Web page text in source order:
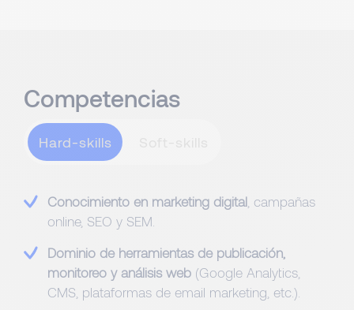
Competencias
Hard-skills
Conocimiento en marketing digital , campañas
online, SEO y SEM.
Dominio de herramientas de publicación,
monitoreo y análisis web (Google Analytics,
CMS, plataformas de email marketing, etc.).